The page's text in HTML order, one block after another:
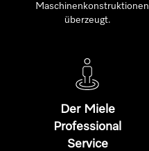
Maschinenkonstruktionen
überzeugt.
Der Miele
Professional
Service